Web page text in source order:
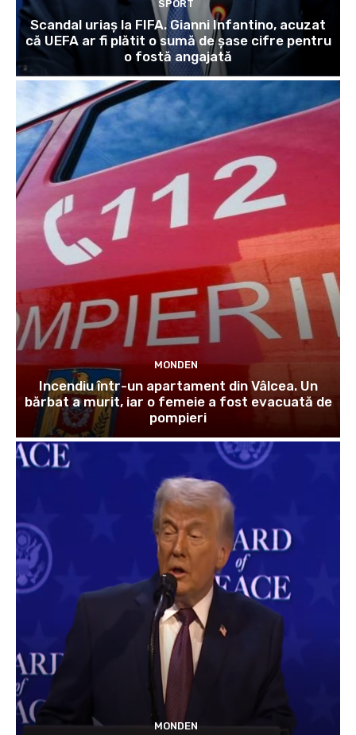
SPORT
Scandal uriaș la FIFA. Gianni Infantino, acuzat
că UEFA ar fi plătit o sumă de șase cifre pentru
o fostă angajată
MONDEN
Incendiu într-un apartament din Vâlcea. Un
bărbat a murit, iar o femeie a fost evacuată de
pompieri
MONDEN